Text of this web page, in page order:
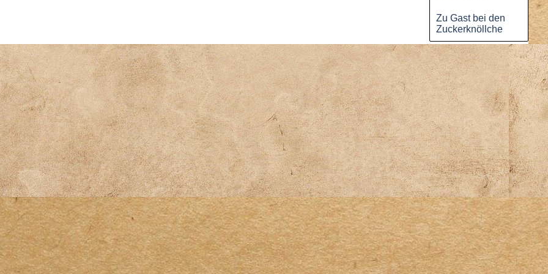
Zu Gast bei den
Zuckerknöllche